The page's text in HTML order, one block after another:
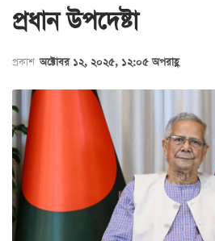
প্রধান উপদেষ্টা
প্রকাশ অক্টোবর ১২, ২০২৫, ১২:০৫ অপরাহ্ণ